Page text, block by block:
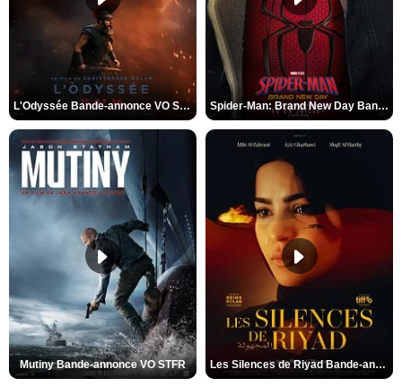
L'Odyssée Bande-annonce VO STFR Spider-Man: Brand New Day Bande-annonce VO STFR
Mutiny Bande-annonce VO STFR Les Silences de Riyad Bande-annonce VO STFR